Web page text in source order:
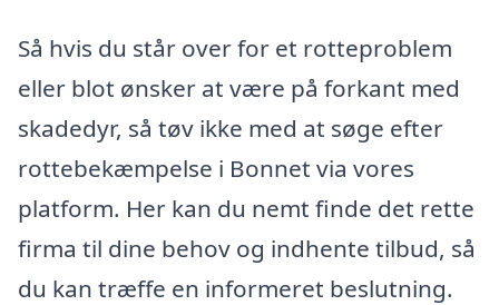
Så hvis du står over for et rotteproblem
eller blot ønsker at være på forkant med
skadedyr, så tøv ikke med at søge efter
rottebekæmpelse i Bonnet via vores
platform. Her kan du nemt finde det rette
firma til dine behov og indhente tilbud, så
du kan træffe en informeret beslutning.